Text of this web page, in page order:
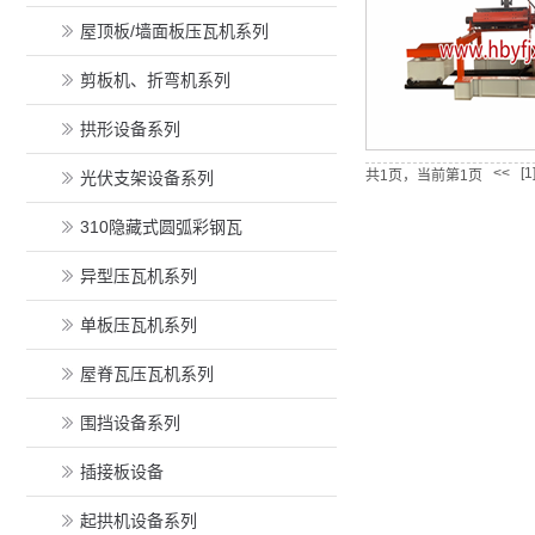
共1页，当前第1页 << [1]
屋顶板/墙面板压瓦机系列
剪板机、折弯机系列
拱形设备系列
光伏支架设备系列
310隐藏式圆弧彩钢瓦
异型压瓦机系列
单板压瓦机系列
屋脊瓦压瓦机系列
围挡设备系列
插接板设备
起拱机设备系列